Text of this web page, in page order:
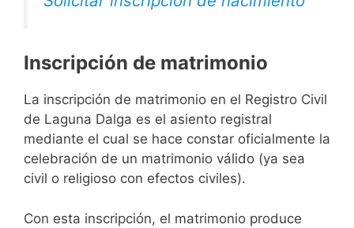
Inscripción de matrimonio
La inscripción de matrimonio en el Registro Civil
de Laguna Dalga es el asiento registral
mediante el cual se hace constar oficialmente la
celebración de un matrimonio válido (ya sea
civil o religioso con efectos civiles).
Con esta inscripción, el matrimonio produce